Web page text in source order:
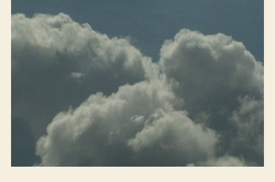
des
pics
pollution
mesure
écologique
importante